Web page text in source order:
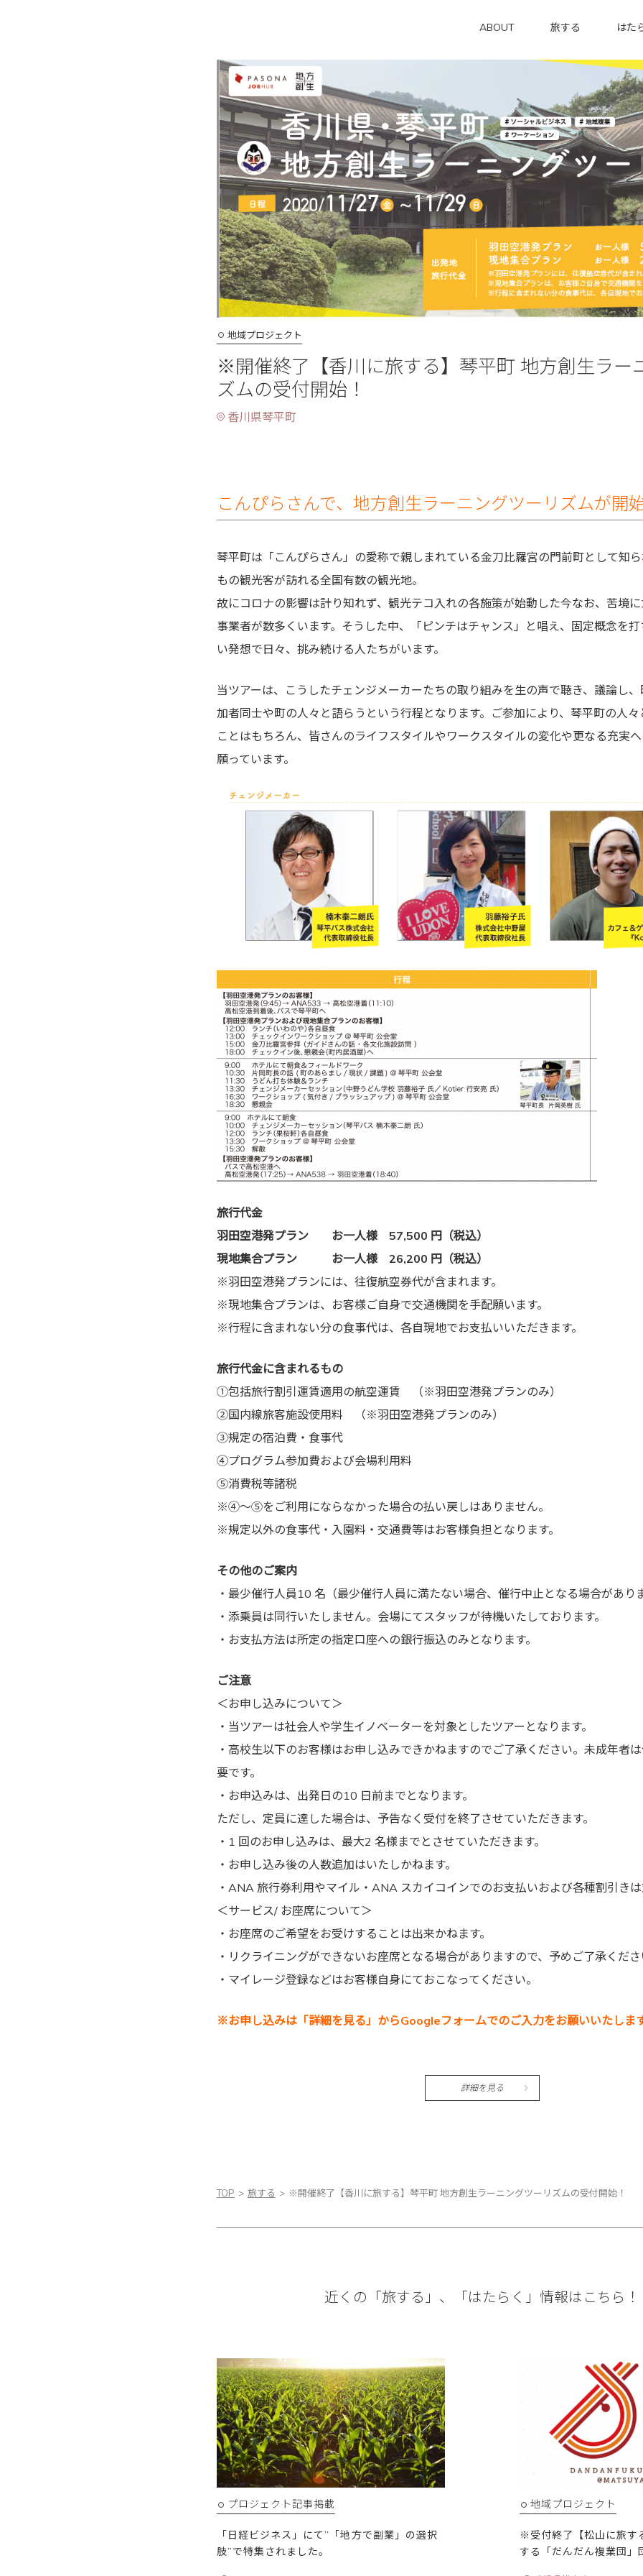
ABOUT 旅する はた
地域プロジェクト
※開催終了【香川に旅する】琴平町 地方創生ラー
ズムの受付開始！
香川県琴平町
こんぴらさんで、地方創生ラーニングツーリズムが開
琴平町は「こんぴらさん」の愛称で親しまれている金刀比羅宮の門前町として知
もの観光客が訪れる全国有数の観光地。
故にコロナの影響は計り知れず、観光テコ入れの各施策が始動した今なお、苦境
事業者が数多くいます。そうした中、「ピンチはチャンス」と唱え、固定概念を
い発想で日々、挑み続ける人たちがいます。
当ツアーは、こうしたチェンジメーカーたちの取り組みを生の声で聴き、議論し
加者同士や町の人々と語らうという行程となります。ご参加により、琴平町の人
ことはもちろん、皆さんのライフスタイルやワークスタイルの変化や更なる充実
願っています。
旅行代金
羽田空港発プラン お一人様 57,500 円（税込）
現地集合プラン お一人様 26,200 円（税込）
※羽田空港発プランには、往復航空券代が含まれます。
※現地集合プランは、お客様ご自身で交通機関を手配願います。
※行程に含まれない分の食事代は、各自現地でお支払いいただきます。
旅行代金に含まれるもの
①包括旅行割引運賃適用の航空運賃 （※羽田空港発プランのみ）
②国内線旅客施設使用料 （※羽田空港発プランのみ）
③規定の宿泊費・食事代
④プログラム参加費および会場利用料
⑤消費税等諸税
※④～⑤をご利用にならなかった場合の払い戻しはありません。
※規定以外の食事代・入園料・交通費等はお客様負担となります。
その他のご案内
・最少催行人員10 名（最少催行人員に満たない場合、催行中止となる場合があり
・添乗員は同行いたしません。会場にてスタッフが待機いたしております。
・お支払方法は所定の指定口座への銀行振込のみとなります。
ご注意
＜お申し込みについて＞
・当ツアーは社会人や学生イノベーターを対象としたツアーとなります。
・高校生以下のお客様はお申し込みできかねますのでご了承ください。未成年者
要です。
・お申込みは、出発日の10 日前までとなります。
ただし、定員に達した場合は、予告なく受付を終了させていただきます。
・1 回のお申し込みは、最大2 名様までとさせていただきます。
・お申し込み後の人数追加はいたしかねます。
・ANA 旅行券利用やマイル・ANA スカイコインでのお支払いおよび各種割引き
＜サービス/ お座席について＞
・お座席のご希望をお受けすることは出来かねます。
・リクライニングができないお座席となる場合がありますので、予めご了承くだ
・マイレージ登録などはお客様自身にておこなってください。
※お申し込みは「詳細を見る」からGoogleフォームでのご入力をお願いいたしま
詳細を見る
TOP 旅する ※開催終了【香川に旅する】琴平町 地方創生ラーニングツーリズムの受付開始！
近くの「旅する」、 「はたらく」情報はこちら！
プロジェクト記事掲載
「日経ビジネス」にて”「地方で副業」の選択
肢”で特集されました。
地域プロジェクト
※受付終了【松山に旅す
する「だんだん複業団」